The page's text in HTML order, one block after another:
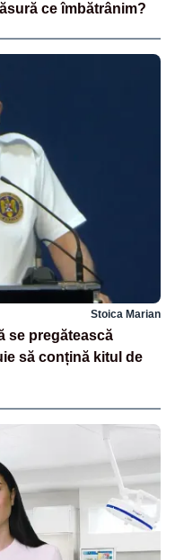
ce îmbătrânim?
Stoica Marian
se pregătească
să conțină kitul de